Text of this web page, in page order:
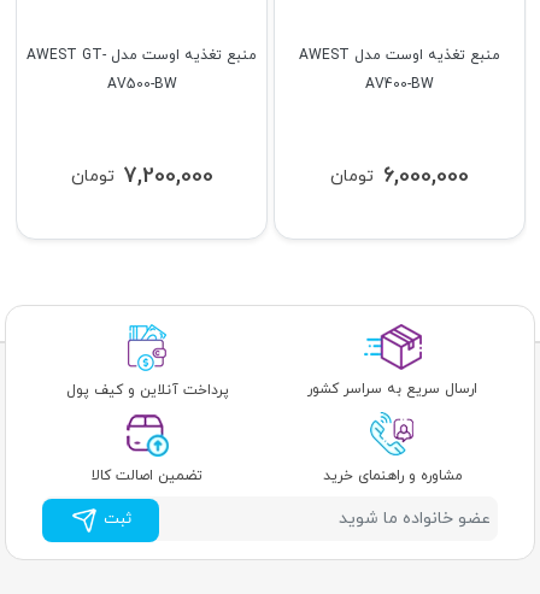
منبع تغذیه اوست مدل AWEST GT-
AV500-BW
تومان 7,200,000
منبع تغذیه اوست مدل AWEST
AV400-BW
تومان 6,000,000
ارسال سریع به سراسر کشور پرداخت آنلاین و کیف پول
مشاوره و راهنمای خرید تضمین اصالت کالا
ثبت